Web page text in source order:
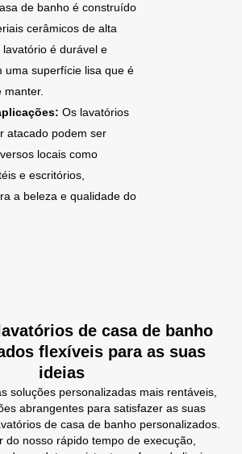
de banho é construído
cerâmicos de alta
é durável e
uma superfície lisa que é
manter.
Os lavatórios
atacado podem ser
locais como
e escritórios,
a beleza e qualidade do
de casa de banho
flexíveis para as suas
ideias
soluções personalizadas mais rentáveis,
abrangentes para satisfazer as suas
de casa de banho personalizados.
do nosso rápido tempo de execução,